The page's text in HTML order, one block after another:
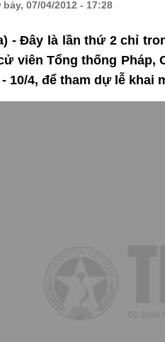
07/04/2012 - 17:28
- Đây là lần thứ 2 chỉ
viên Tổng thống Pháp,
10/4, để tham dự lễ khai